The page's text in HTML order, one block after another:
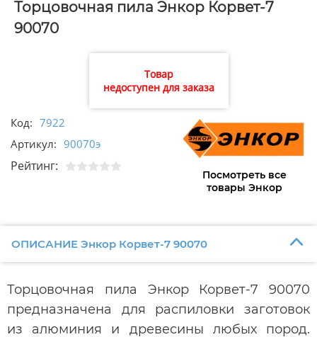
Торцовочная пила Энкор Корвет-7
90070
Товар
недоступен для заказа
Код: 7922
Артикул: 90070э
Рейтинг:
Посмотреть все
товары Энкор
ОПИСАНИЕ Энкор Корвет-7 90070
Торцовочная пила Энкор Корвет-7 90070
предназначена для распиловки заготовок
из алюминия и древесины любых пород.